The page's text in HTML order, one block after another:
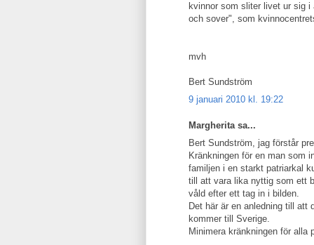
kvinnor som sliter livet ur sig i
och sover", som
mvh
Bert Sundström
9 januari 2010 kl. 19:22
Margherita sa...
Bert Sundström, jag förstår
Kränkningen för en man som
familjen i en starkt patriarkal
till att vara lika nyttig som ett
våld efter ett tag in i bilden.
Det här är en anledning till att
kommer till Sverige.
Minimera kränkningen för alla